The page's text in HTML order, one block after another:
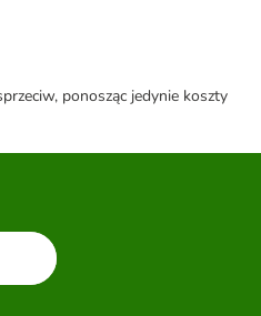
ponosząc jedynie koszty